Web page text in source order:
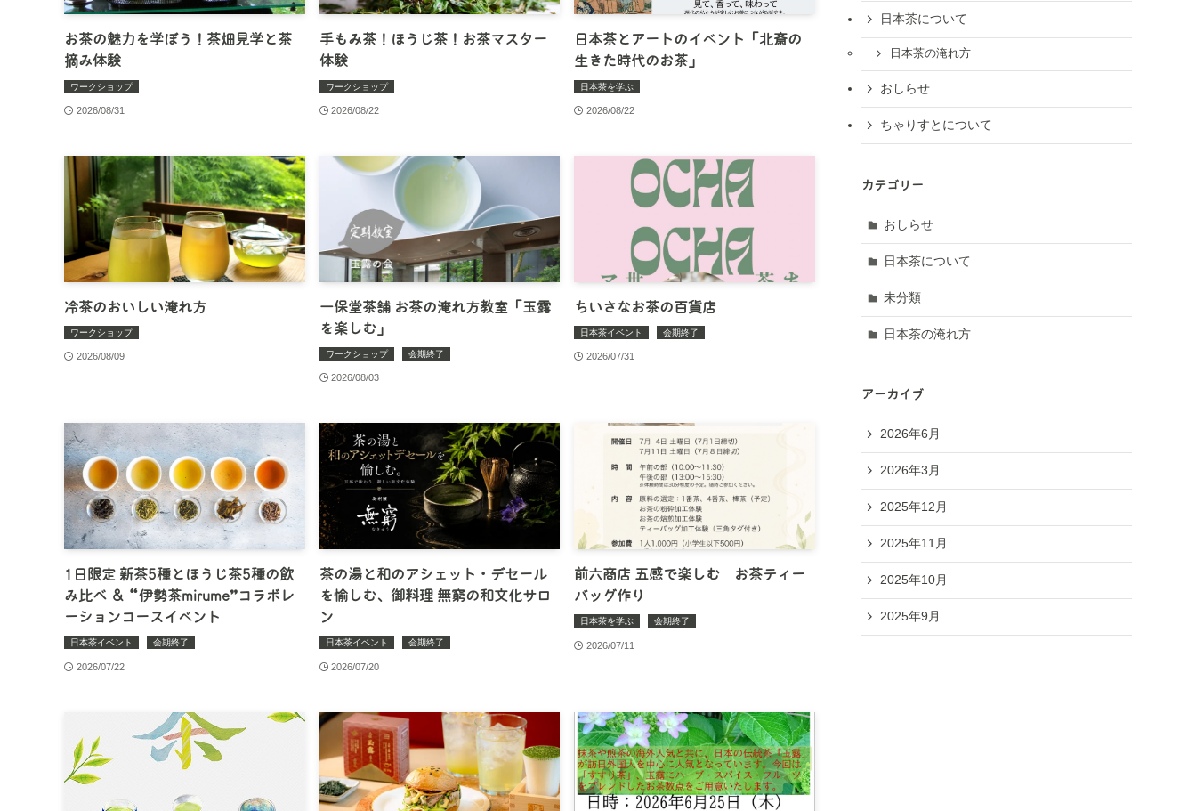
お茶の魅力を学ぼう！茶畑見学と茶
摘み体験
ワークショップ
2026/08/31
手もみ茶！ほうじ茶！お茶マスター
体験
ワークショップ
2026/08/22
日本茶とアートのイベント「北斎の
生きた時代のお茶」
日本茶を学ぶ
2026/08/22
冷茶のおいしい淹れ方
ワークショップ
2026/08/09
一保堂茶舗 お茶の淹れ方教室「玉露
を楽しむ」
ワークショップ 会期終了
2026/08/03
ちいさなお茶の百貨店
日本茶イベント 会期終了
2026/07/31
1日限定 新茶5種とほうじ茶5種の飲
み比べ ＆ “伊勢茶mirume”コラボレ
ーションコースイベント
日本茶イベント 会期終了
2026/07/22
茶の湯と和のアシェット・デセール
を愉しむ、御料理 無窮の和文化サロ
ン
日本茶イベント 会期終了
2026/07/20
前六商店 五感で楽しむ お茶ティー
バッグ作り
日本茶を学ぶ 会期終了
2026/07/11
日本茶について
日本茶の淹れ方
おしらせ
ちゃりすとについて
カテゴリー
おしらせ
日本茶について
未分類
日本茶の淹れ方
アーカイブ
2026年6月
2026年3月
2025年12月
2025年11月
2025年10月
2025年9月